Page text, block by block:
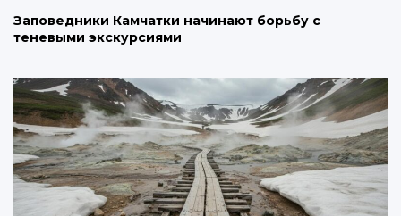
Заповедники Камчатки начинают борьбу с
теневыми экскурсиями